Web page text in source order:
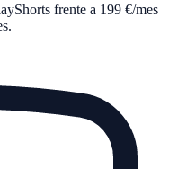
frente a 199 €/mes